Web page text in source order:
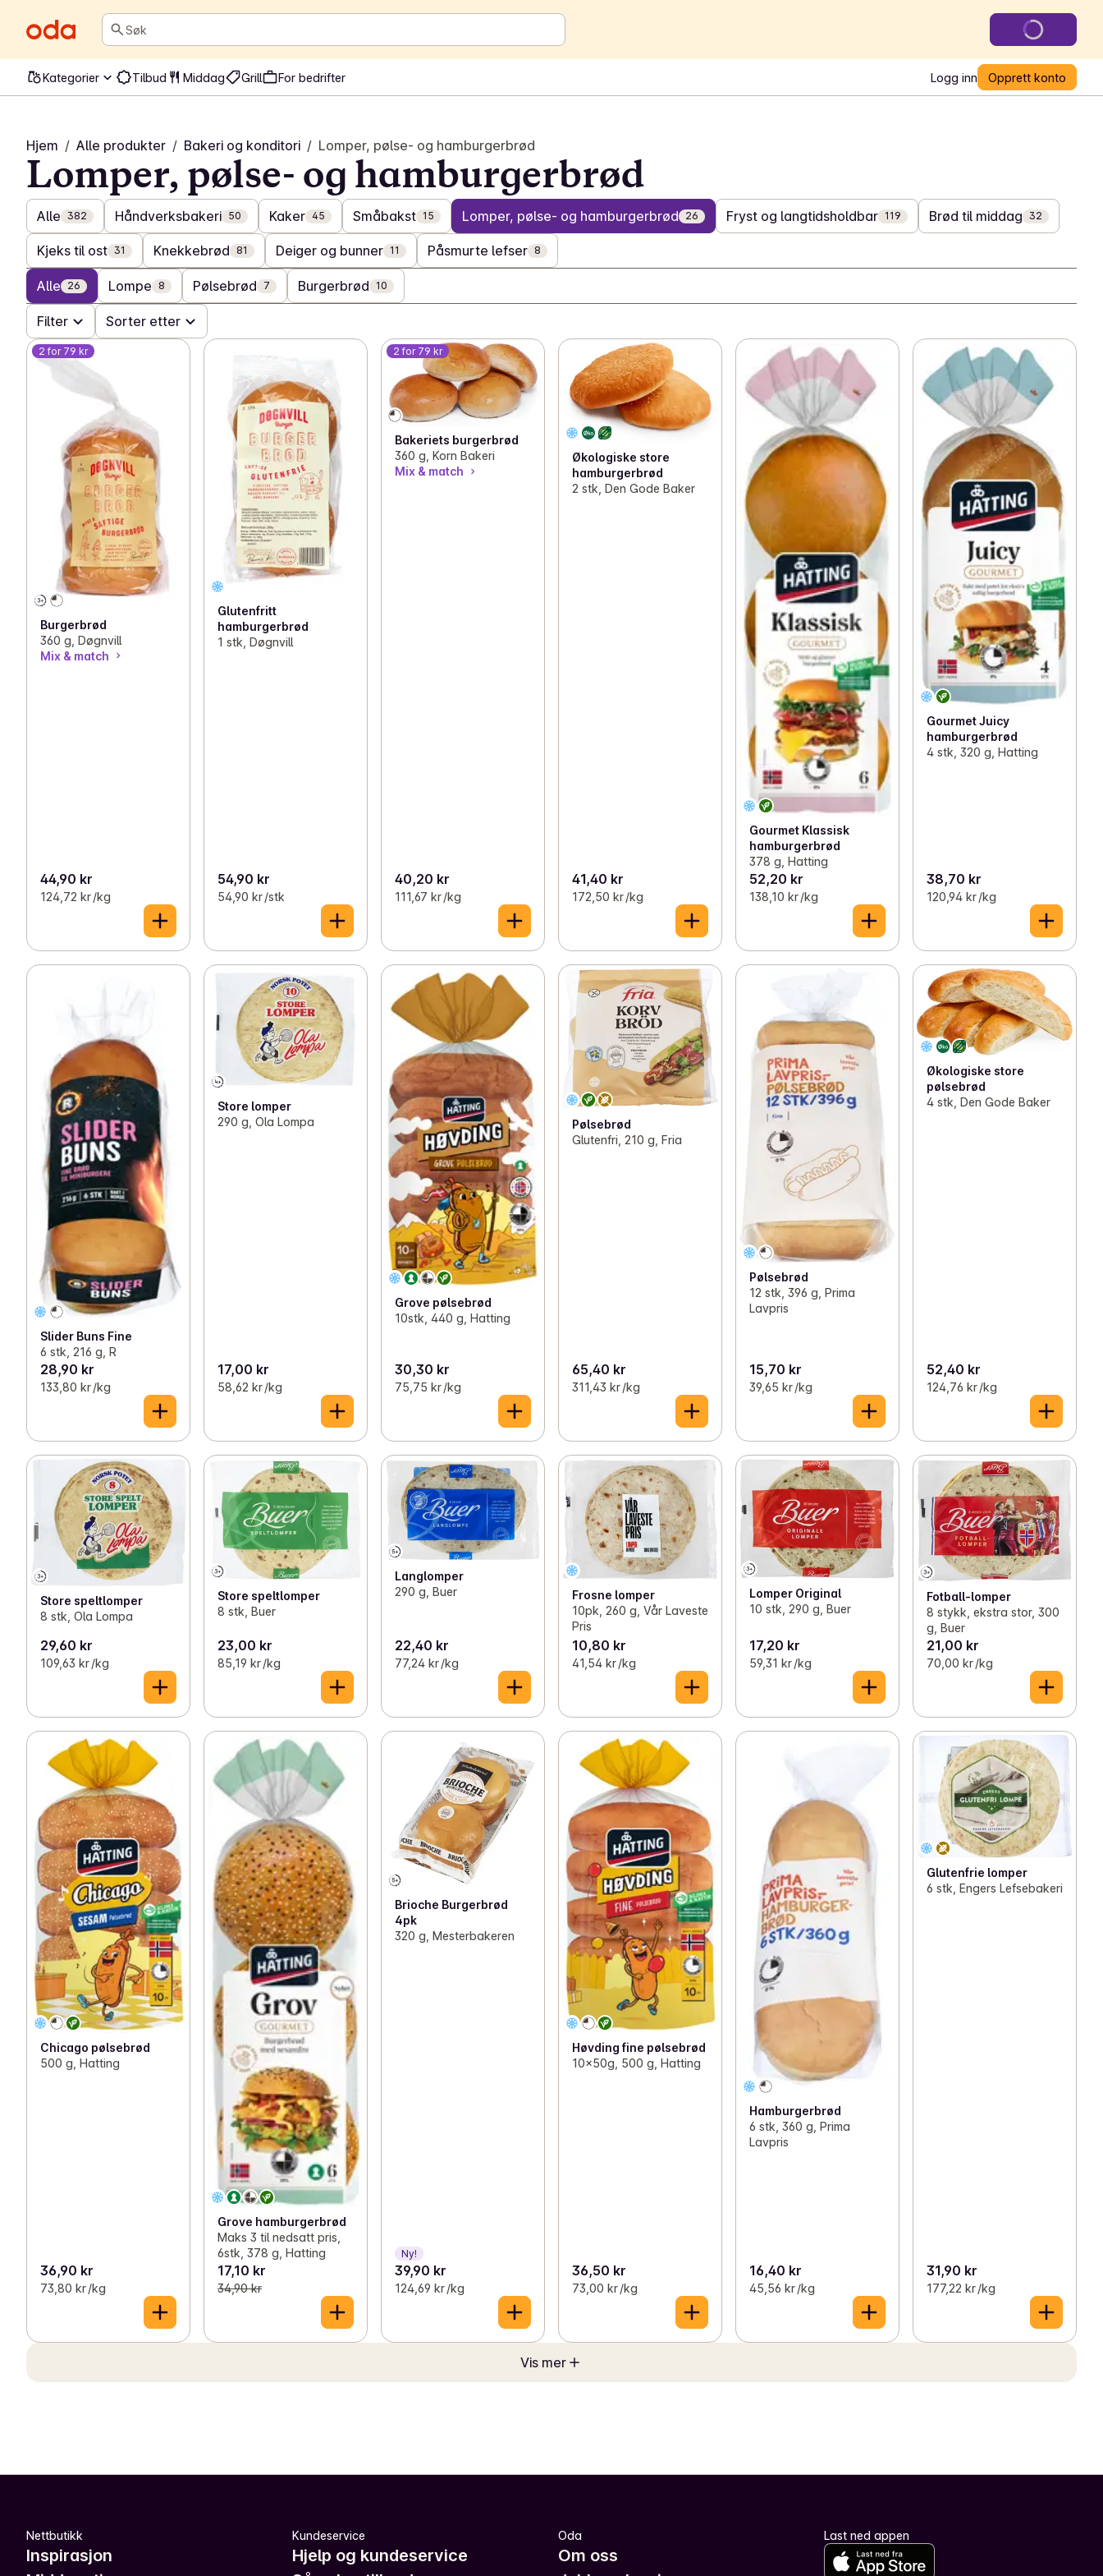
Søk
Kategorier Tilbud Middag Grill For bedrifter Logg inn Opprett konto
Hjem / Alle produkter / Bakeri og konditori / Lomper, pølse- og hamburgerbrød
Lomper, pølse- og hamburgerbrød
Alle 382 Håndverksbakeri 50 Kaker 45 Småbakst 15 Lomper, pølse- og hamburgerbrød 26 Fryst og langtidsholdbar 119 Brød til middag 32
Kjeks til ost 31 Knekkebrød 81 Deiger og bunner 11 Påsmurte lefser 8
Alle 26 Lompe 8 Pølsebrød 7 Burgerbrød 10
Filter Sorter etter
2 for 79 kr
Burgerbrød
360 g, Døgnvill
Mix & match
44,90 kr
124,72 kr /kg
Glutenfritt
hamburgerbrød
1 stk, Døgnvill
54,90 kr
54,90 kr /stk
2 for 79 kr
Bakeriets burgerbrød
360 g, Korn Bakeri
Mix & match
40,20 kr
111,67 kr /kg
Økologiske store
hamburgerbrød
2 stk, Den Gode Baker
41,40 kr
172,50 kr /kg
Gourmet Klassisk
hamburgerbrød
378 g, Hatting
52,20 kr
138,10 kr /kg
Gourmet Juicy
hamburgerbrød
4 stk, 320 g, Hatting
38,70 kr
120,94 kr /kg
Slider Buns Fine
6 stk, 216 g, R
28,90 kr
133,80 kr /kg
Store lomper
290 g, Ola Lompa
17,00 kr
58,62 kr /kg
Grove pølsebrød
10stk, 440 g, Hatting
30,30 kr
75,75 kr /kg
Pølsebrød
Glutenfri, 210 g, Fria
65,40 kr
311,43 kr /kg
Pølsebrød
12 stk, 396 g, Prima
Lavpris
15,70 kr
39,65 kr /kg
Økologiske store
pølsebrød
4 stk, Den Gode Baker
52,40 kr
124,76 kr /kg
Store speltlomper
8 stk, Ola Lompa
29,60 kr
109,63 kr /kg
Store speltlomper
8 stk, Buer
23,00 kr
85,19 kr /kg
Langlomper
290 g, Buer
22,40 kr
77,24 kr /kg
Frosne lomper
10pk, 260 g, Vår Laveste
Pris
10,80 kr
41,54 kr /kg
Lomper Original
10 stk, 290 g, Buer
17,20 kr
59,31 kr /kg
Fotball-lomper
8 stykk, ekstra stor, 300
g, Buer
21,00 kr
70,00 kr /kg
Chicago pølsebrød
500 g, Hatting
36,90 kr
73,80 kr /kg
Grove hamburgerbrød
Maks 3 til nedsatt pris,
6stk, 378 g, Hatting
17,10 kr
34,90 kr
Brioche Burgerbrød
4pk
320 g, Mesterbakeren
Ny!
39,90 kr
124,69 kr /kg
Høvding fine pølsebrød
10x50g, 500 g, Hatting
36,50 kr
73,00 kr /kg
Hamburgerbrød
6 stk, 360 g, Prima
Lavpris
16,40 kr
45,56 kr /kg
Glutenfrie lomper
6 stk, Engers Lefsebakeri
31,90 kr
177,22 kr /kg
Vis mer
Nettbutikk
Inspirasjon
Kundeservice
Hjelp og kundeservice
Oda
Om oss
Last ned appen